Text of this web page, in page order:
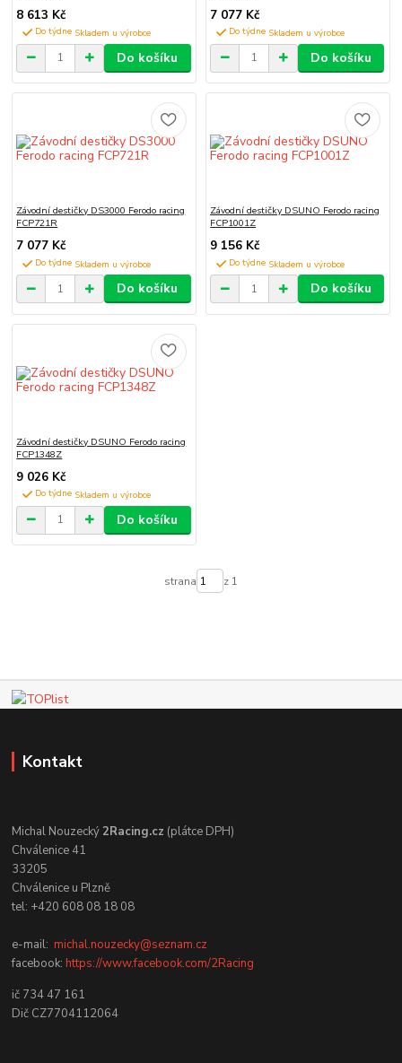
8 613 Kč
Do týdne
Do košíku
7 077 Kč
Do týdne
Do košíku
Závodní destičky DS3000 Ferodo racing
FCP721R
7 077 Kč
Do týdne
Do košíku
Závodní destičky DSUNO Ferodo racing
FCP1001Z
9 156 Kč
Do týdne
Do košíku
Závodní destičky DSUNO Ferodo racing
FCP1348Z
9 026 Kč
Do týdne
Do košíku
strana z 1
Kontakt
Michal Nouzecký2Racing.cz (plátce DPH)
Chválenice 41
33205
Chválenice u Plzně
tel: +420 608 08 18 08
e-mail:michal.nouzecky@seznam.cz
facebook:https://www.facebook.com/2Racing
ič 734 47 161
Dič CZ7704112064